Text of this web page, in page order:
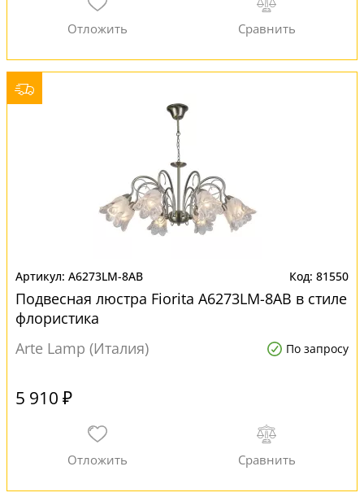
A6273LM-8AB 81550
Подвесная люстра Fiorita A6273LM-8AB в стиле
флористика
Arte Lamp (Италия)
По запросу
5 910 ₽